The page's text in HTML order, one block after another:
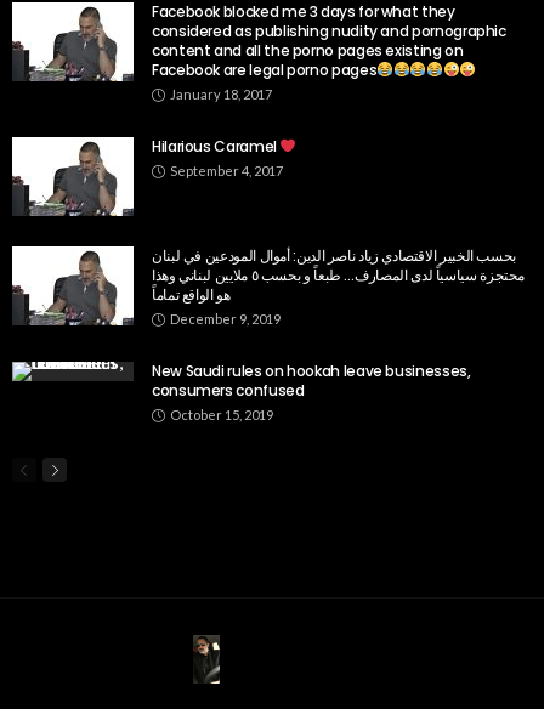
Facebook blocked me 3 days for what they
considered as publishing nudity and pornographic
content and all the porno pages existing on
Facebook are legal porno pages
January 18, 2017
Hilarious Caramel
September 4, 2017
بحسب الخبير الاقتصادي زياد ناصر الدين: أموال المودعين في لبنان
محتجزة سياسياً لدى المصارف… طبعاً و بحسب ٥ ملايين لبناني وهذا
هو الواقع تماماً
December 9, 2019
New Saudi rules on hookah leave businesses,
consumers confused
October 15, 2019